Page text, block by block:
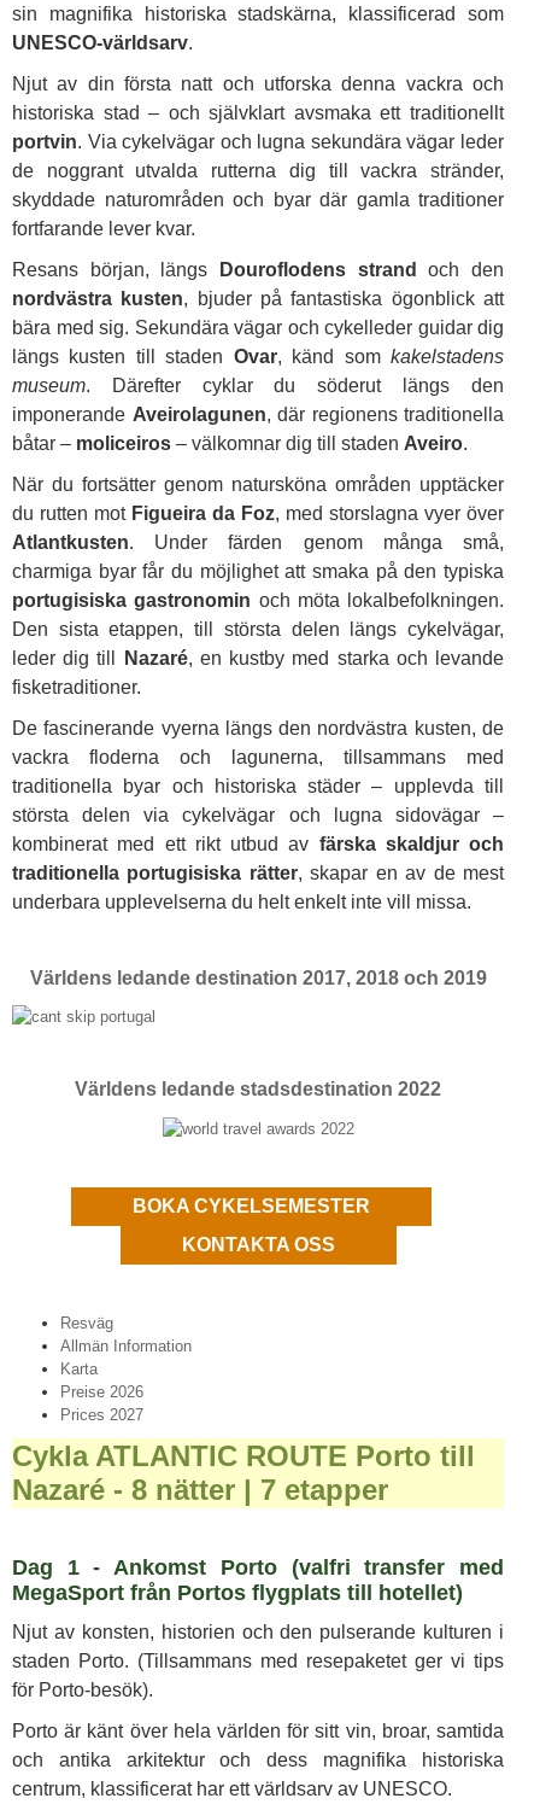
sin magnifika historiska stadskärna, klassificerad som
UNESCO-världsarv.
Njut av din första natt och utforska denna vackra och
historiska stad – och självklart avsmaka ett traditionellt
portvin. Via cykelvägar och lugna sekundära vägar leder
de noggrant utvalda rutterna dig till vackra stränder,
skyddade naturområden och byar där gamla traditioner
fortfarande lever kvar.
Resans början, längs
Douroflodens strand
och den
nordvästra kusten, bjuder på fantastiska ögonblick att
bära med sig. Sekundära vägar och cykelleder guidar dig
längs kusten till staden Ovar, känd somkakelstadens
museum. Därefter cyklar du söderut längs den
imponerande Aveirolagunen, där regionens traditionella
båtar – moliceiros – välkomnar dig till staden Aveiro.
När du fortsätter genom natursköna områden upptäcker
du rutten mot Figueira da Foz, med storslagna vyer över
Atlantkusten. Under färden genom många små,
charmiga byar får du möjlighet att smaka på den typiska
portugisiska gastronomin och möta lokalbefolkningen.
Den sista etappen, till största delen längs cykelvägar,
leder dig till
Nazaré, en kustby med starka och levande
fisketraditioner.
De fascinerande vyerna längs den nordvästra kusten, de
vackra floderna och lagunerna, tillsammans med
traditionella byar och historiska städer – upplevda till
största delen via cykelvägar och lugna sidovägar –
kombinerat med ett rikt utbud av färska skaldjur och
traditionella portugisiska rätter, skapar en av de mest
underbara upplevelserna du helt enkelt inte vill missa.
Världens ledande destination 2017, 2018 och 2019
Världens ledande stadsdestination 2022
BOKA CYKELSEMESTER
KONTAKTA OSS
Resväg
Allmän Information
Karta
Preise 2026
Prices 2027
Cykla ATLANTIC ROUTE Porto till
Nazaré - 8 nätter | 7 etapper
Dag 1 - Ankomst Porto (valfri transfer med
MegaSport från Portos flygplats till hotellet)
Njut av konsten, historien och den pulserande kulturen i
staden Porto. (Tillsammans med resepaketet ger vi tips
för Porto-besök).
Porto är känt över hela världen för sitt vin, broar, samtida
och antika arkitektur och dess magnifika historiska
centrum, klassificerat har ett världsarv av UNESCO.